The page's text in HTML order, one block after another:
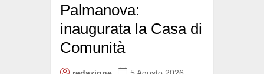
Palmanova:
inaugurata la Casa di
Comunità